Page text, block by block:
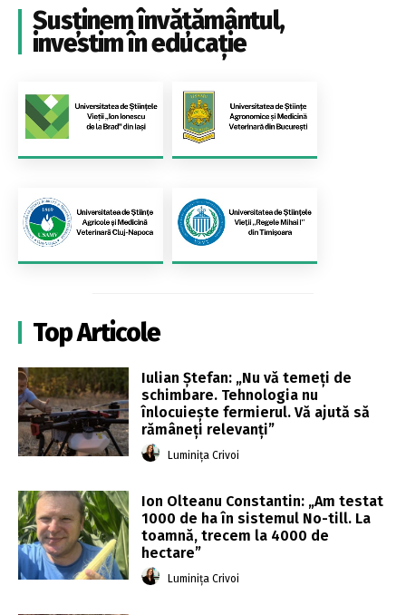
Susținem învățământul,
investim în educație
Top Articole
Iulian Ștefan: „Nu vă temeți de
schimbare. Tehnologia nu
înlocuiește fermierul. Vă ajută să
rămâneți relevanți”
Luminița Crivoi
Ion Olteanu Constantin: „Am testat
1000 de ha în sistemul No-till. La
toamnă, trecem la 4000 de
hectare”
Luminița Crivoi